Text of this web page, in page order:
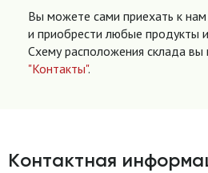
Вы можете сами приехать к нам
и приобрести любые продукты
Схему расположения склада вы
"Контакты".
Контактная